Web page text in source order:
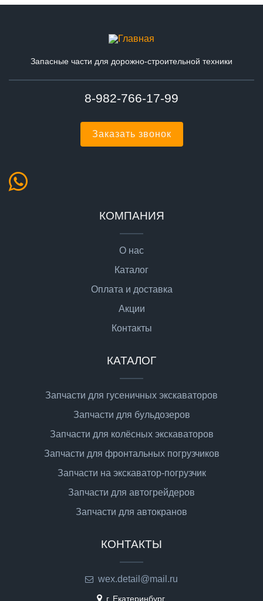
Запасные части для дорожно-строительной техники
8-982-766-17-99
Заказать звонок
КОМПАНИЯ
О нас
Каталог
Оплата и доставка
Акции
Контакты
КАТАЛОГ
Запчасти для гусеничных экскаваторов
Запчасти для бульдозеров
Запчасти для колёсных экскаваторов
Запчасти для фронтальных погрузчиков
Запчасти на экскаватор-погрузчик
Запчасти для автогрейдеров
Запчасти для автокранов
КОНТАКТЫ
wex.detail@mail.ru
г. Екатеринбург,